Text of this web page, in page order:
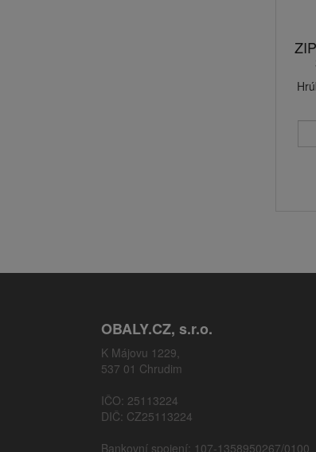
OBALY.CZ, s.r.o.
K Májovu 1229,
537 01 Chrudim
IČO: 25113224
DIČ: CZ25113224
Bankovní spojení: 107-1358950267/0100